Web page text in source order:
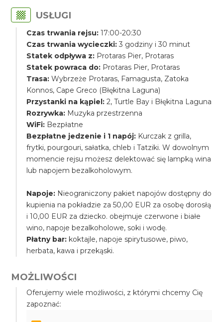
USŁUGI
Czas trwania rejsu: 17:00-20:30
Czas trwania wycieczki:3 godziny i 30 minut
Statek odpływa z: Protaras Pier, Protaras
Statek powraca do: Protaras Pier, Protaras
Trasa: Wybrzeże Protaras, Famagusta, Zatoka
Konnos, Cape Greco (Błękitna Laguna)
Przystanki na kąpiel: 2, Turtle Bay i Błękitna Laguna
Rozrywka: Muzyka przestrzenna
WiFi: Bezpłatne
Bezpłatne jedzenie i 1 napój: Kurczak z grilla,
frytki, pourgouri, sałatka, chleb i Tatziki. W dowolnym
momencie rejsu możesz delektować się lampką wina
lub napojem bezalkoholowym.
Napoje: Nieograniczony pakiet napojów dostępny do
kupienia na pokładzie za 50,00 EUR za osobę dorosłą
i 10,00 EUR za dziecko. obejmuje czerwone i białe
wino, napoje bezalkoholowe, soki i wodę.
Płatny bar: koktajle, napoje spirytusowe, piwo,
herbata, kawa i przekąski.
MOŻLIWOŚCI
Oferujemy wiele możliwości, z którymi chcemy Cię
zapoznać: